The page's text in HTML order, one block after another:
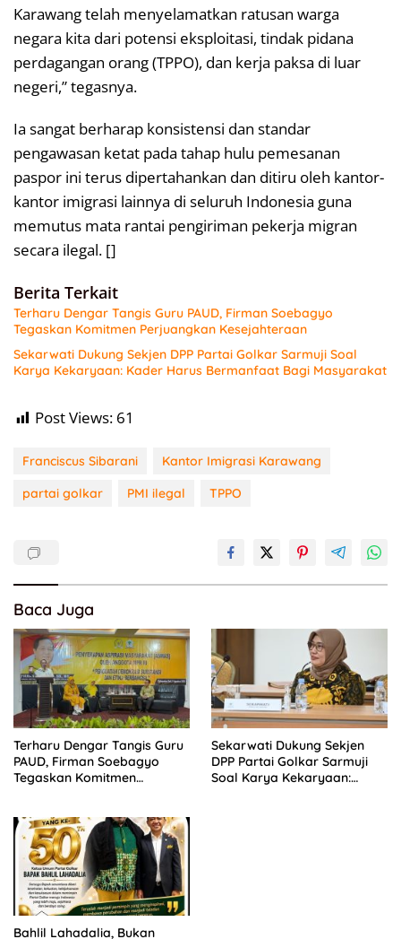
Karawang telah menyelamatkan ratusan warga
negara kita dari potensi eksploitasi, tindak pidana
perdagangan orang (TPPO), dan kerja paksa di luar
negeri,” tegasnya.
Ia sangat berharap konsistensi dan standar
pengawasan ketat pada tahap hulu pemesanan
paspor ini terus dipertahankan dan ditiru oleh kantor-
kantor imigrasi lainnya di seluruh Indonesia guna
memutus mata rantai pengiriman pekerja migran
secara ilegal. []
Berita Terkait
Terharu Dengar Tangis Guru PAUD, Firman Soebagyo
Tegaskan Komitmen Perjuangkan Kesejahteraan
Sekarwati Dukung Sekjen DPP Partai Golkar Sarmuji Soal
Karya Kekaryaan: Kader Harus Bermanfaat Bagi Masyarakat
Post Views: 61
Franciscus Sibarani
Kantor Imigrasi Karawang
partai golkar
PMI ilegal TPPO
Baca Juga
Terharu Dengar Tangis Guru
PAUD, Firman Soebagyo
Tegaskan Komitmen
Sekarwati Dukung Sekjen
DPP Partai Golkar Sarmuji
Soal Karya Kekaryaan:
Bahlil Lahadalia, Bukan